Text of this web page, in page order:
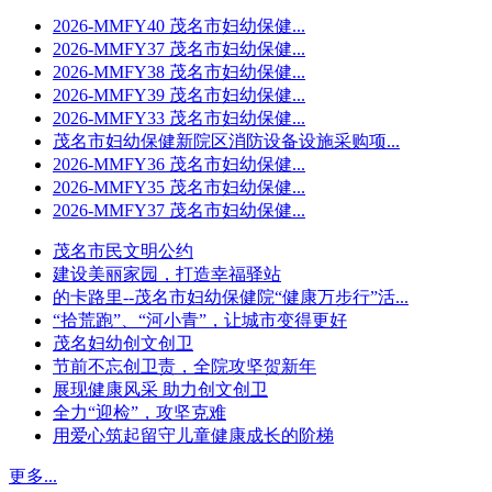
2026-MMFY40 茂名市妇幼保健...
2026-MMFY37 茂名市妇幼保健...
2026-MMFY38 茂名市妇幼保健...
2026-MMFY39 茂名市妇幼保健...
2026-MMFY33 茂名市妇幼保健...
茂名市妇幼保健新院区消防设备设施采购项...
2026-MMFY36 茂名市妇幼保健...
2026-MMFY35 茂名市妇幼保健...
2026-MMFY37 茂名市妇幼保健...
茂名市民文明公约
建设美丽家园，打造幸福驿站
的卡路里--茂名市妇幼保健院“健康万步行”活...
“拾荒跑”、“河小青”，让城市变得更好
茂名妇幼创文创卫
节前不忘创卫责，全院攻坚贺新年
展现健康风采 助力创文创卫
全力“迎检”，攻坚克难
用爱心筑起留守儿童健康成长的阶梯
更多...